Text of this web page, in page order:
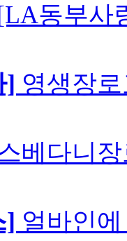
동부사
] 영생장
베다니
] 얼바인